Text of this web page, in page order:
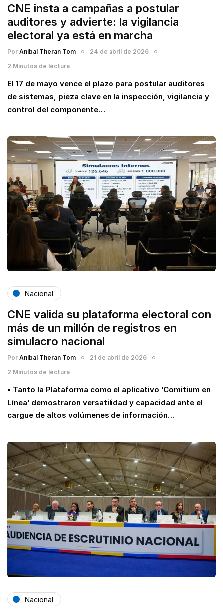
CNE insta a campañas a postular
auditores y advierte: la vigilancia
electoral ya está en marcha
Por Anibal Theran Tom
24 de abril de 2026
2 Minutos de lectura
El 17 de mayo vence el plazo para postular auditores
de sistemas, pieza clave en la inspección, vigilancia y
control del componente…
Nacional
CNE valida su plataforma electoral con
más de un millón de registros en
simulacro nacional
Por Anibal Theran Tom
21 de abril de 2026
2 Minutos de lectura
• Tanto la Plataforma como el aplicativo ‘Comitium en
Línea’ demostraron versatilidad y capacidad ante el
cargue de altos volúmenes de información…
Nacional